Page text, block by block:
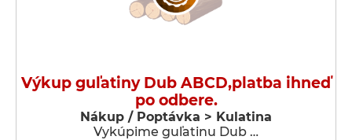
Výkup guľatiny Dub ABCD,platba ihneď
po odbere.
Nákup / Poptávka > Kulatina
Vykúpime guľatinu Dub …